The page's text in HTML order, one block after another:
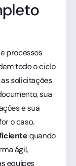
processos
todo o ciclo
solicitações
sua
e sua
o caso.
quando
ágil,
equipes